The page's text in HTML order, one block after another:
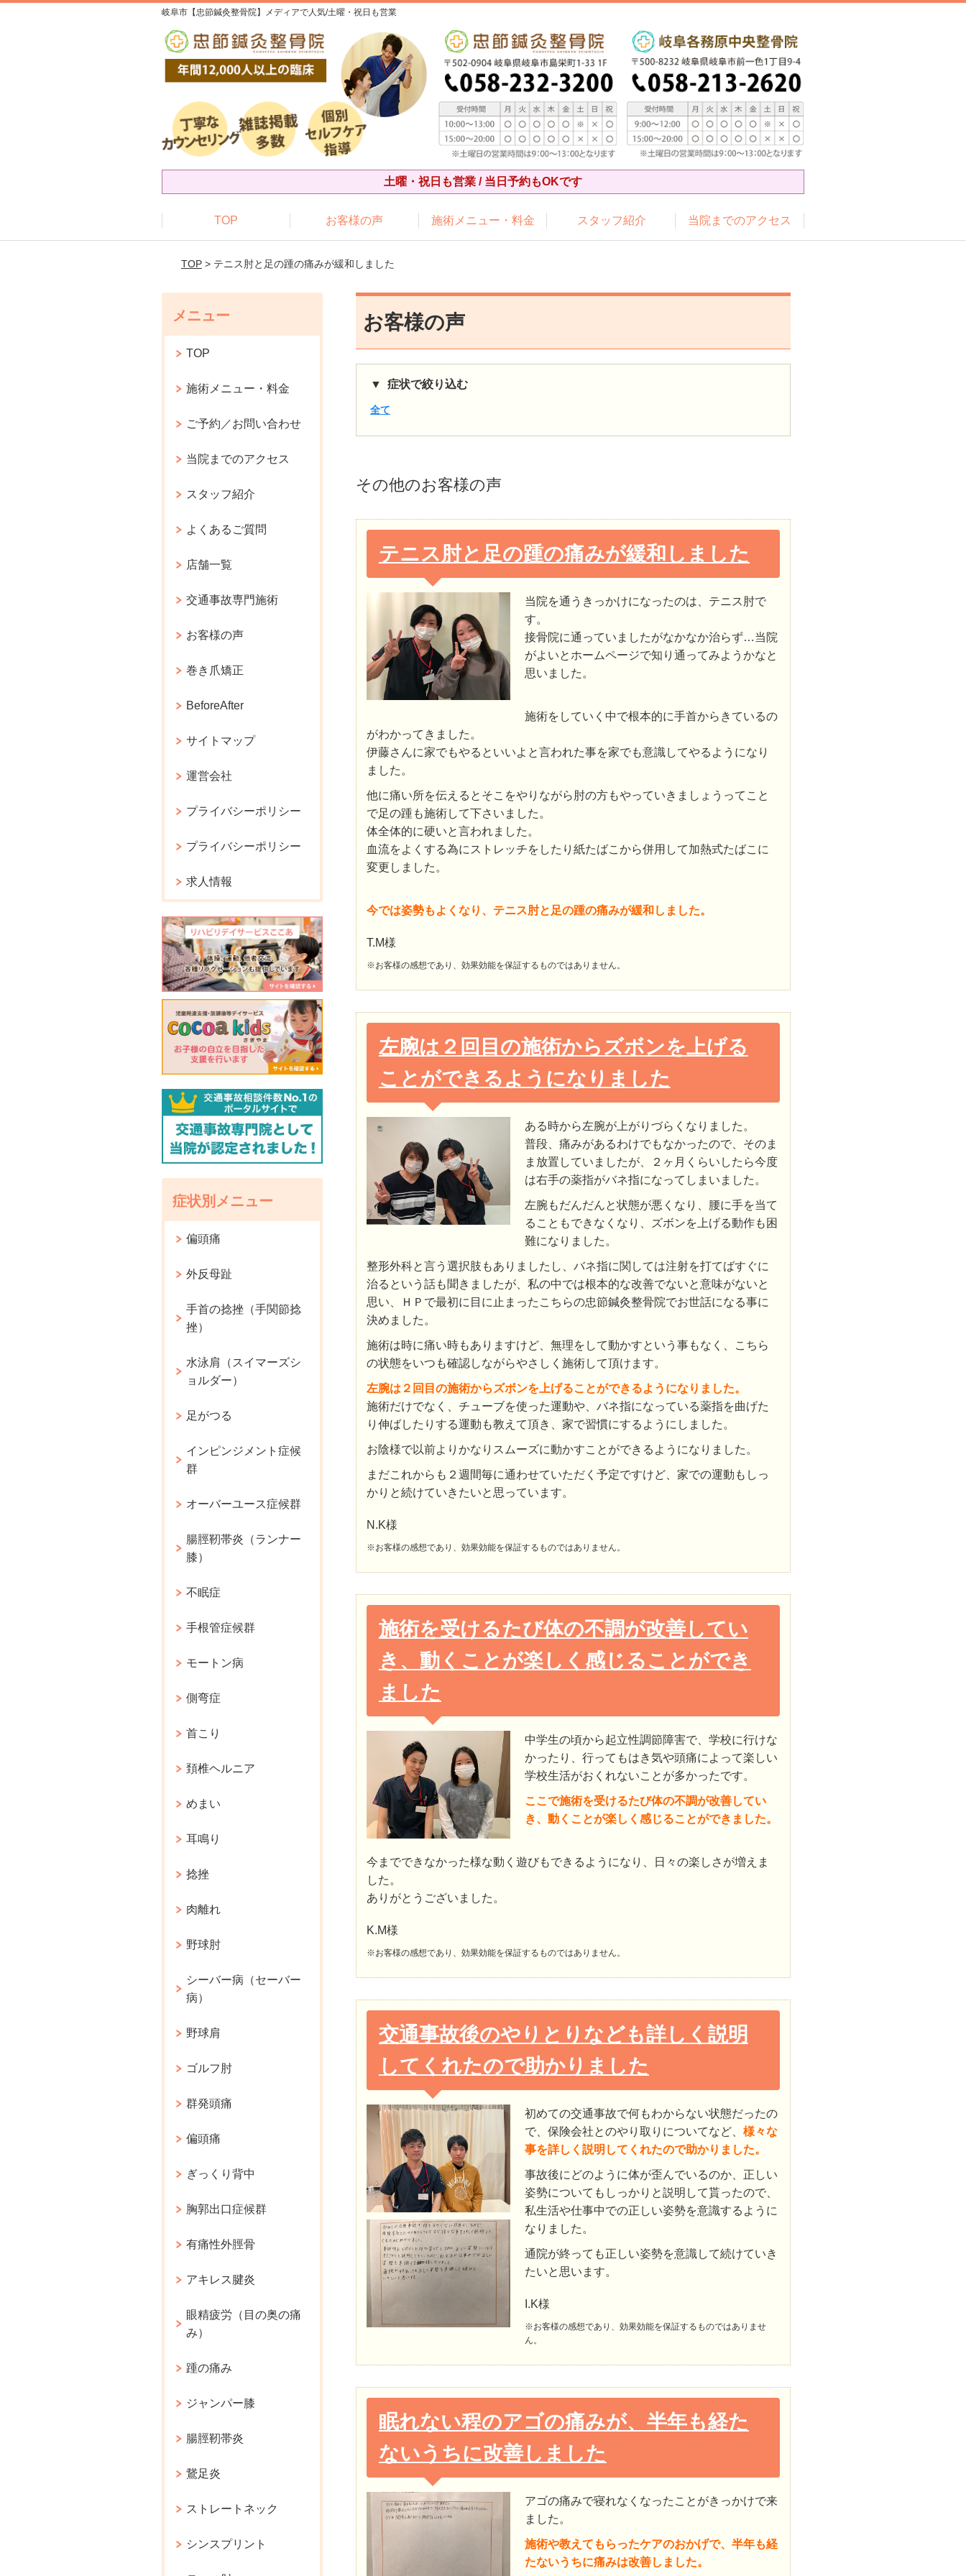
岐阜市【忠節鍼灸整骨院】メディアで人気/土曜・祝日も営業
土曜・祝日も営業 / 当日予約もOKです
TOP お客様の声 施術メニュー・料金 スタッフ紹介 当院までのアクセス
TOP> テニス肘と足の踵の痛みが緩和しました
お客様の声
症状で絞り込む
全て
その他のお客様の声
テニス肘と足の踵の痛みが緩和しました
当院を通うきっかけになったのは、テニス肘で
す。
接骨院に通っていましたがなかなか治らず…当院
がよいとホームページで知り通ってみようかなと
思いました。
施術をしていく中で根本的に手首からきているの
がわかってきました。
伊藤さんに家でもやるといいよと言われた事を家でも意識してやるようになり
ました。
他に痛い所を伝えるとそこをやりながら肘の方もやっていきましょうってこと
で足の踵も施術して下さいました。
体全体的に硬いと言われました。
血流をよくする為にストレッチをしたり紙たばこから併用して加熱式たばこに
変更しました。
今では姿勢もよくなり、テニス肘と足の踵の痛みが緩和しました。
T.M様
※お客様の感想であり、効果効能を保証するものではありません。
左腕は２回目の施術からズボンを上げる
ことができるようになりました
ある時から左腕が上がりづらくなりました。
普段、痛みがあるわけでもなかったので、そのま
ま放置していましたが、２ヶ月くらいしたら今度
は右手の薬指がバネ指になってしまいました。
左腕もだんだんと状態が悪くなり、腰に手を当て
ることもできなくなり、ズボンを上げる動作も困
難になりました。
整形外科と言う選択肢もありましたし、バネ指に関しては注射を打てばすぐに
治るという話も聞きましたが、私の中では根本的な改善でないと意味がないと
思い、ＨＰで最初に目に止まったこちらの忠節鍼灸整骨院でお世話になる事に
決めました。
施術は時に痛い時もありますけど、無理をして動かすという事もなく、こちら
の状態をいつも確認しながらやさしく施術して頂けます。
左腕は２回目の施術からズボンを上げることができるようになりました。
施術だけでなく、チューブを使った運動や、バネ指になっている薬指を曲げた
り伸ばしたりする運動も教えて頂き、家で習慣にするようにしました。
お陰様で以前よりかなりスムーズに動かすことができるようになりました。
まだこれからも２週間毎に通わせていただく予定ですけど、家での運動もしっ
かりと続けていきたいと思っています。
N.K様
※お客様の感想であり、効果効能を保証するものではありません。
施術を受けるたび体の不調が改善してい
き、動くことが楽しく感じることができ
ました
中学生の頃から起立性調節障害で、学校に行けな
かったり、行ってもはき気や頭痛によって楽しい
学校生活がおくれないことが多かったです。
ここで施術を受けるたび体の不調が改善してい
き、動くことが楽しく感じることができました。
今までできなかった様な動く遊びもできるようになり、日々の楽しさが増えま
した。
ありがとうございました。
K.M様
※お客様の感想であり、効果効能を保証するものではありません。
交通事故後のやりとりなども詳しく説明
してくれたので助かりました
初めての交通事故で何もわからない状態だったの
で、保険会社とのやり取りについてなど、 様々な
事を詳しく説明してくれたので助かりました。
事故後にどのように体が歪んでいるのか、正しい
姿勢についてもしっかりと説明して貰ったので、
私生活や仕事中での正しい姿勢を意識するように
なりました。
通院が終っても正しい姿勢を意識して続けていき
たいと思います。
I.K様
※お客様の感想であり、効果効能を保証するものではありませ
ん。
眠れない程のアゴの痛みが、半年も経た
ないうちに改善しました
アゴの痛みで寝れなくなったことがきっかけで来
ました。
施術や教えてもらったケアのおかげで、半年も経
たないうちに痛みは改善しました。
メニュー
TOP
施術メニュー・料金
ご予約／お問い合わせ
当院までのアクセス
スタッフ紹介
よくあるご質問
店舗一覧
交通事故専門施術
お客様の声
巻き爪矯正
BeforeAfter
サイトマップ
運営会社
プライバシーポリシー
プライバシーポリシー
求人情報
症状別メニュー
偏頭痛
外反母趾
手首の捻挫（手関節捻
挫）
水泳肩（スイマーズシ
ョルダー）
足がつる
インピンジメント症候
群
オーバーユース症候群
腸脛靭帯炎（ランナー
膝）
不眠症
手根管症候群
モートン病
側弯症
首こり
頚椎ヘルニア
めまい
耳鳴り
捻挫
肉離れ
野球肘
シーバー病（セーバー
病）
野球肩
ゴルフ肘
群発頭痛
偏頭痛
ぎっくり背中
胸郭出口症候群
有痛性外脛骨
アキレス腱炎
眼精疲労（目の奥の痛
み）
踵の痛み
ジャンパー膝
腸脛靭帯炎
鵞足炎
ストレートネック
シンスプリント